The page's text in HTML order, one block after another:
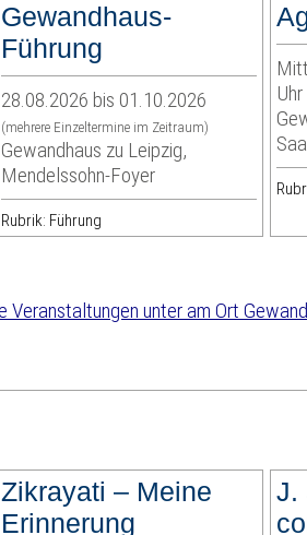
Gewandhaus-
Führung
28.08.2026 bis 01.10.2026
(mehrere Einzeltermine im Zeitraum)
Gewandhaus zu Leipzig,
Mendelssohn-Foyer
Rubrik: Führung
Uhr
Zikrayati – Meine
Erinnerung
J.